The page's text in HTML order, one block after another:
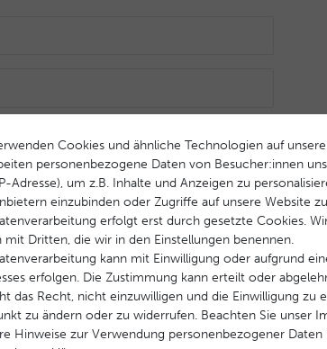
Cookies und ähnliche Technologien auf
personenbezogene Daten von Besucher:innen
Adresse), um z.B. Inhalte und Anzeigen zu
einzubinden oder Zugriffe auf unsere Website
erfolgt erst durch gesetzte Cookies.
mit Dritten, die wir in den Einstellungen benennen.
kann mit Einwilligung oder aufgrund
erfolgen. Die Zustimmung kann erteilt oder
das Recht, nicht einzuwilligen und die Einwilligung zu
zu ändern oder zu widerrufen. Beachten Sie unser
Hinweise zur Verwendung personenbezogener Daten